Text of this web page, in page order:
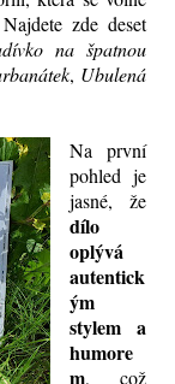
zde deset
na špatnou
, Ubulená
Na první
pohled je
jasné, že
dílo
oplývá
autentick
ým
stylem a
humore
m, což